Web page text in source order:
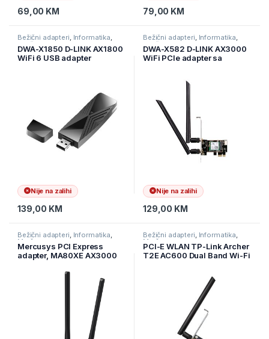
69,00 KM 79,00 KM
Bežični adapteri, Informatika,
Mrežna oprema
DWA-X1850 D-LINK AX1800
WiFi 6 USB adapter
Nije na zalihi
139,00 KM
Bežični adapteri, Informatika,
Mrežna oprema
DWA-X582 D-LINK AX3000
WiFi PCIe adapter sa
Nije na zalihi
129,00 KM
Bežični adapteri, Informatika,
Mrežna oprema
Mercusys PCI Express
adapter, MA80XE AX3000
Bluetooth, 2402 Mbps na 5
GHz + 574 Mbps na 2,4
GHz, 2× High Gin Dual-Band
Bežični adapteri, Informatika,
Mrežna oprema
PCI-E WLAN TP-Link Archer
T2E AC600 Dual Band Wi-Fi
External Antenna, MU-MI,